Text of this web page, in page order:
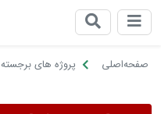
صفحه‌اصلی پروژه های برجسته